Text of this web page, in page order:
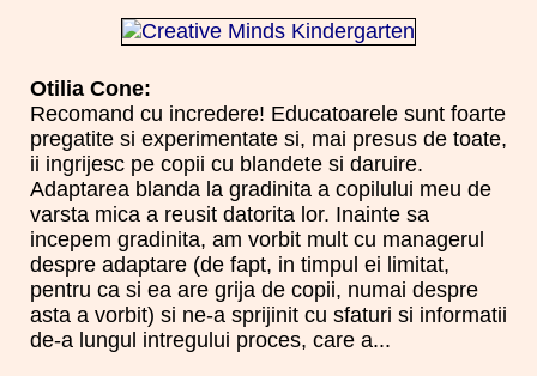
Otilia Cone:
Recomand cu incredere! Educatoarele sunt foarte
pregatite si experimentate si, mai presus de toate,
ii ingrijesc pe copii cu blandete si daruire.
Adaptarea blanda la gradinita a copilului meu de
varsta mica a reusit datorita lor. Inainte sa
incepem gradinita, am vorbit mult cu managerul
despre adaptare (de fapt, in timpul ei limitat,
pentru ca si ea are grija de copii, numai despre
asta a vorbit) si ne-a sprijinit cu sfaturi si informatii
de-a lungul intregului proces, care a...